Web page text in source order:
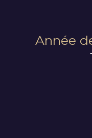
Année